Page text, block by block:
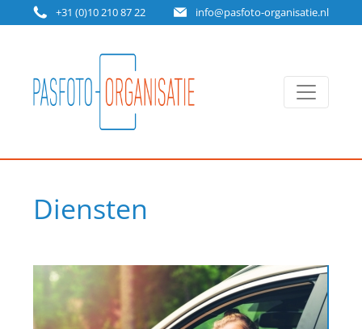
+31 (0)10 210 87 22 info@pasfoto-organisatie.nl
Diensten